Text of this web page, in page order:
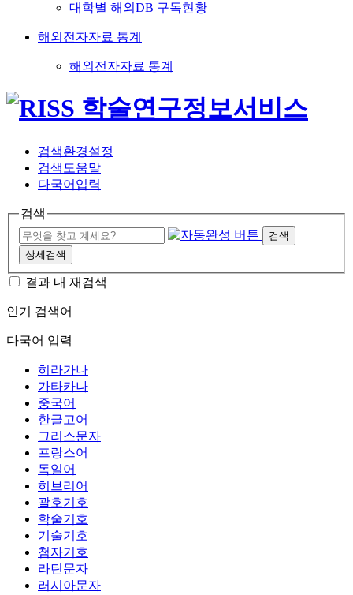
대학별 해외DB 구독현황
해외전자자료 통계
해외전자자료 통계
검색환경설정
검색도움말
다국어입력
검색
검색
상세검색
결과 내 재검색
인기 검색어
다국어 입력
히라가나
가타카나
중국어
한글고어
그리스문자
프랑스어
독일어
히브리어
괄호기호
학술기호
기술기호
첨자기호
라틴문자
러시아문자